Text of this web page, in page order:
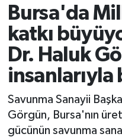
Bursa'da
katkı
Dr. Haluk
Savunma Sanayii
Görgün, Bursa'nın
gücünün savunma
YAŞAM
Son Dakika
Haber Arşivi